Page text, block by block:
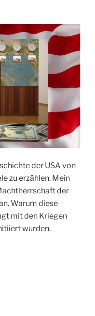
der USA von
zu erzählen. Mein
der
Warum diese
mit den Kriegen
wurden.